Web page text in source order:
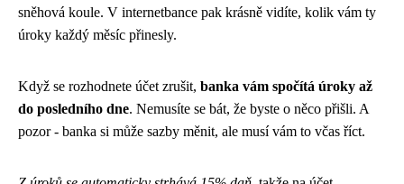
sněhová koule. V internetbance pak krásně vidíte, kolik vám ty
úroky každý měsíc přinesly.
Když se rozhodnete účet zrušit, banka vám spočítá úroky až
do posledního dne. Nemusíte se bát, že byste o něco přišli. A
pozor - banka si může sazby měnit, ale musí vám to včas říct.